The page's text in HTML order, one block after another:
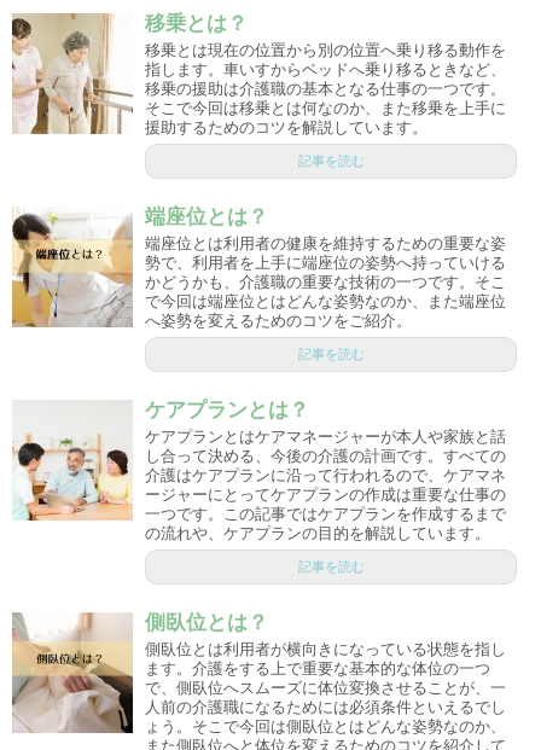
移乗とは？
移乗とは現在の位置から別の位置へ乗り移る動作を
指します。車いすからベッドへ乗り移るときなど、
移乗の援助は介護職の基本となる仕事の一つです。
そこで今回は移乗とは何なのか、また移乗を上手に
援助するためのコツを解説しています。
記事を読む
端座位とは？
端座位とは利用者の健康を維持するための重要な姿
勢で、利用者を上手に端座位の姿勢へ持っていける
かどうかも、介護職の重要な技術の一つです。そこ
で今回は端座位とはどんな姿勢なのか、また端座位
へ姿勢を変えるためのコツをご紹介。
記事を読む
ケアプランとは？
ケアプランとはケアマネージャーが本人や家族と話
し合って決める、今後の介護の計画です。すべての
介護はケアプランに沿って行われるので、ケアマネ
ージャーにとってケアプランの作成は重要な仕事の
一つです。この記事ではケアプランを作成するまで
の流れや、ケアプランの目的を解説しています。
記事を読む
側臥位とは？
側臥位とは利用者が横向きになっている状態を指し
ます。介護をする上で重要な基本的な体位の一つ
で、側臥位へスムーズに体位変換させることが、一
人前の介護職になるためには必須条件といえるでし
ょう。そこで今回は側臥位とはどんな姿勢なのか、
また側臥位へと体位を変えるためのコツを紹介して